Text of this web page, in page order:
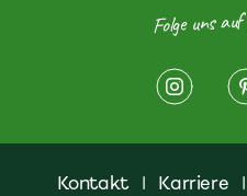
Folge uns
Kontakt | Karriere |